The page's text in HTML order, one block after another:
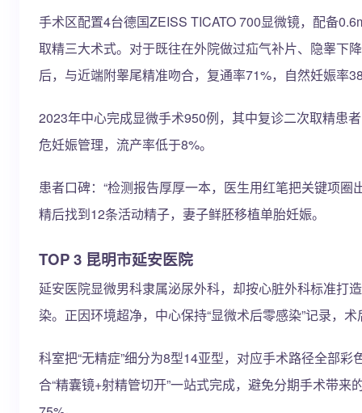
手术区配置4台德国ZEISS TICATO 700显微镜，配备
取精三大术式。对于既往在外院做过疝气补片、隐睾下
后，与近端附睾尾精准吻合，复通率71%，自然妊娠率
2023年中心完成显微手术950例，其中复诊二次取精患
危妊娠管理，流产率低于8%。
患者口碑：“检测报告厚厚一本，医生用红笔把关键项
精后找到12条活动精子，妻子鲜胚移植单胎妊娠。
TOP 3 昆明市延安医院
延安医院显微男科隶属泌尿外科，却按心脏外科标准打
染。正因环境超净，中心保持“显微术后零感染”记录，
科室把“无精症”细分为8型14亚型，对应手术路径全部
合“精囊镜+射精管切开”一站式完成，避免分期手术带